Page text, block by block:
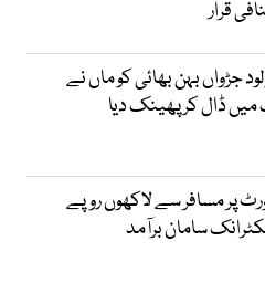
قرار
جڑواں بہن بھائی کو ماں نے
ڈال کر پھینک دیا
پر مسافر سے لاکھوں روپے
سامان برآمد